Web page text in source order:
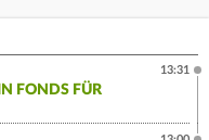
FONDS FÜR
13:31